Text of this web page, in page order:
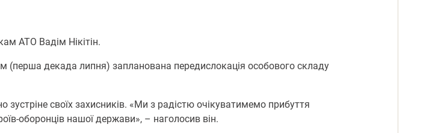
АТО Вадім Нікітін.
декада липня) запланована передислокація особового складу
зустріне своїх захисників. «Ми з радістю очікуватимемо прибуття
оборонців нашої держави», – наголосив він.